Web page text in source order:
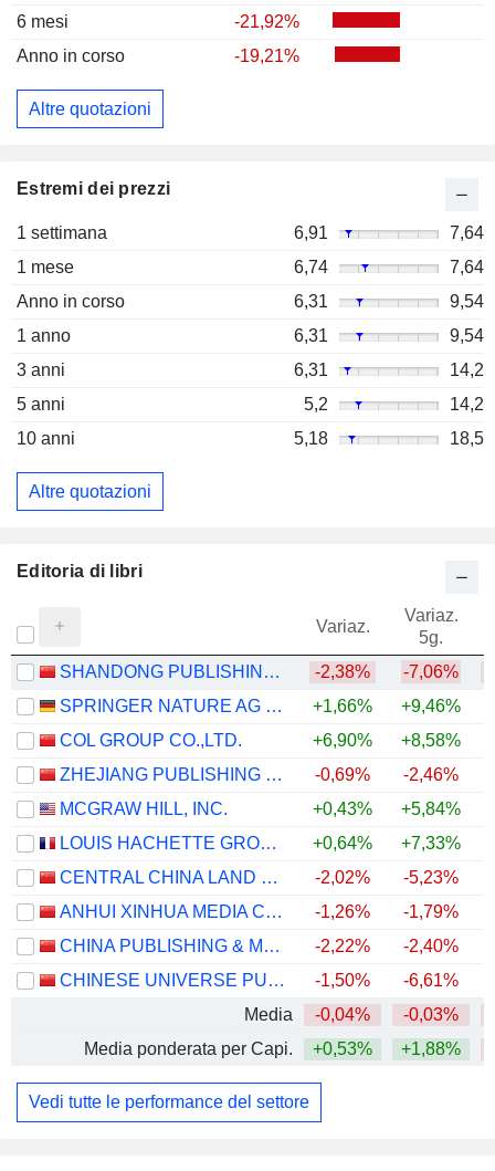
6 mesi
-21,92%
Anno in corso
-19,21%
Altre quotazioni
Estremi dei prezzi
1 settimana 6,91
7,64
1 mese
6,74
7,64
Anno in corso
6,31
9,54
1 anno
6,31
9,54
3 anni
6,31
14,2
5 anni
5,2
14,2
10 anni
5,18 18,5
Altre quotazioni
Editoria di libri
Variaz.
Variaz.
5g.
SHANDONG PUBLISHING&MEDIA CO.,LTD -2,38% -7,06%
SPRINGER NATURE AG & CO. KGAA
+1,66% +9,46%
COL GROUP CO.,LTD.
+6,90% +8,58%
ZHEJIANG PUBLISHING & MEDIA CO., LTD.
-0,69% -2,46%
MCGRAW HILL, INC.
+0,43% +5,84%
LOUIS HACHETTE GROUP S.A.
+0,64% +7,33%
CENTRAL CHINA LAND MEDIA CO.,LTD
-2,02% -5,23%
ANHUI XINHUA MEDIA CO., LTD.
-1,26% -1,79%
CHINA PUBLISHING & MEDIA HOLDINGS CO., LTD.
-2,22% -2,40%
CHINESE UNIVERSE PUBLISHING AND MEDIA GROUP CO., LTD.
-1,50% -6,61%
Media
-0,04% -0,03%
Media ponderata per Capi.
+0,53% +1,88%
Vedi tutte le performance del settore